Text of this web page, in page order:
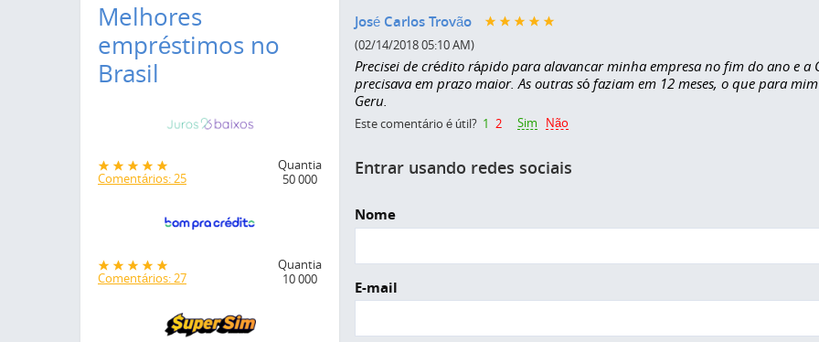
José Carlos Trovão
(02/14/2018 05:10 AM)
Precisei de crédito rápido para alavancar minha empresa no fim do ano e
precisava em prazo maior. As outras só faziam em 12 meses, o que para
Geru.
Este comentário é útil? 1 2 Sim
Não
Entrar usando redes sociais
Nome
E-mail
Melhores
empréstimos no
Brasil
Comentários: 25
Quantia
50 000
Comentários: 27
Quantia
10 000